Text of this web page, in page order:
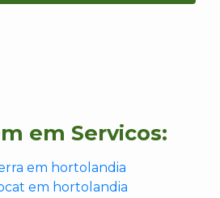
em Servicos:
em hortolandia
em hortolandia